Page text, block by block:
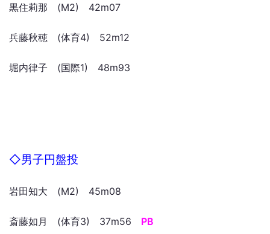
黒住莉那 (M2) 42m07
兵藤秋穂 (体育4) 52m12
堀内律子 (国際1) 48m93
◇男子円盤投
岩田知大 (M2) 45m08
斎藤如月 (体育3) 37m56 PB